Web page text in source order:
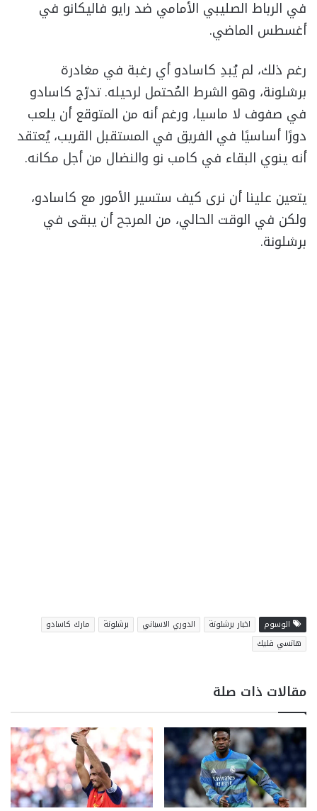
في الرباط الصليبي الأمامي ضد رايو فاليكانو في
أغسطس الماضي.
رغم ذلك، لم يُبدِ كاسادو أي رغبة في مغادرة
برشلونة، وهو الشرط المُحتمل لرحيله. تدرّج كاسادو
في صفوف لا ماسيا، ورغم أنه من المتوقع أن يلعب
دورًا أساسيًا في الفريق في المستقبل القريب، يُعتقد
أنه ينوي البقاء في كامب نو والنضال من أجل مكانه.
يتعين علينا أن نرى كيف ستسير الأمور مع كاسادو،
ولكن في الوقت الحالي، من المرجح أن يبقى في
برشلونة.
الوسوم اخبار برشلونة الدوري الاسباني برشلونة
مارك كاسادو
هانسي فليك
مقالات ذات صلة